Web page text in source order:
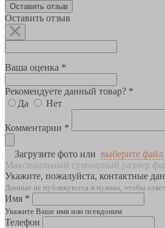
Оставить отзыв
Оставить отзыв
Ваша оценка *
Рекомендуете данный товар? *
Да
Нет
Комментарии *
Загрузите фото или выберите файл
Максимальный суммарный размер
Укажите, пожалуйста, контактные
Данные не публикуются и нужны, чтобы
Имя *
Укажите Ваше имя или псевдоним
Телефон